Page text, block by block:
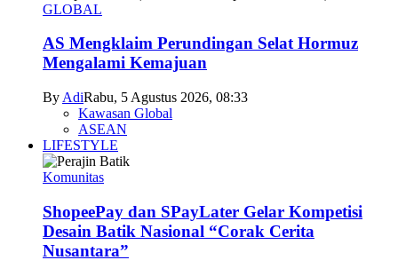
GLOBAL
AS Mengklaim Perundingan Selat Hormuz
Mengalami Kemajuan
By AdiRabu, 5 Agustus 2026, 08:33
Kawasan Global
ASEAN
LIFESTYLE
Komunitas
ShopeePay dan SPayLater Gelar Kompetisi
Desain Batik Nasional “Corak Cerita
Nusantara”